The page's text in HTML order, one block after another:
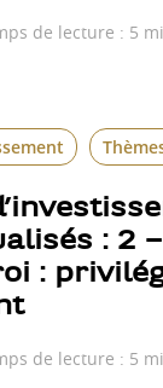
de lecture : 5
: 2
:
de lecture : 5